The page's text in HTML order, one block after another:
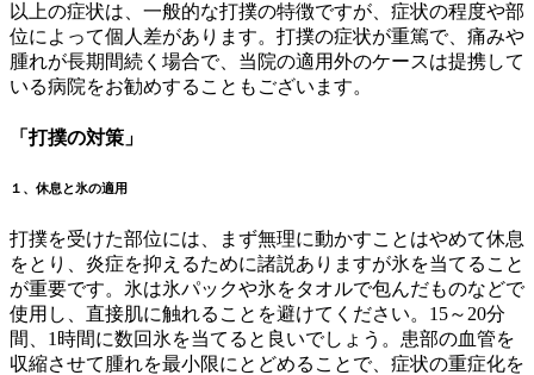
以上の症状は、一般的な打撲の特徴ですが、症状の程度や部
位によって個人差があります。打撲の症状が重篤で、痛みや
腫れが長期間続く場合で、当院の適用外のケースは提携して
いる病院をお勧めすることもございます。
「打撲の対策」
１、休息と氷の適用
打撲を受けた部位には、まず無理に動かすことはやめて休息
をとり、炎症を抑えるために諸説ありますが氷を当てること
が重要です。氷は氷パックや氷をタオルで包んだものなどで
使用し、直接肌に触れることを避けてください。15～20分
間、1時間に数回氷を当てると良いでしょう。患部の血管を
収縮させて腫れを最小限にとどめることで、症状の重症化を